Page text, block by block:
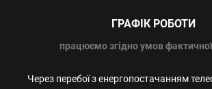
ГРАФІК РОБОТИ
працюємозгідно умов
Через перебої з енергопостачанням